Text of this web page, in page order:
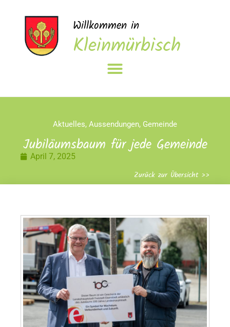
Willkommen in
Kleinmürbisch
Aktuelles, Aussendungen, Gemeinde
Jubiläumsbaum für jede Gemeinde
April 7, 2025
Zurück zur Übersicht >>